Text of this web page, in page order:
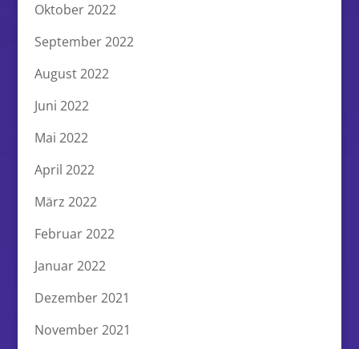
Oktober 2022
September 2022
August 2022
Juni 2022
Mai 2022
April 2022
März 2022
Februar 2022
Januar 2022
Dezember 2021
November 2021